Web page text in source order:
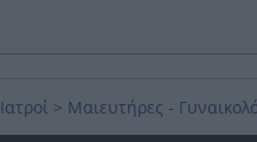
Ιατροί > Μαιευτήρες -